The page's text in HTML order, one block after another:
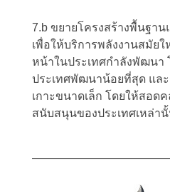
7.b ขยายโครงสร้างพื้นฐา
เพื่อให้บริการพลังงานสมัย
หน้าในประเทศกำลังพัฒนา
ประเทศพัฒนาน้อยที่สุด แล
เกาะขนาดเล็ก โดยให้สอด
สนับสนุนของประเทศเหล่า